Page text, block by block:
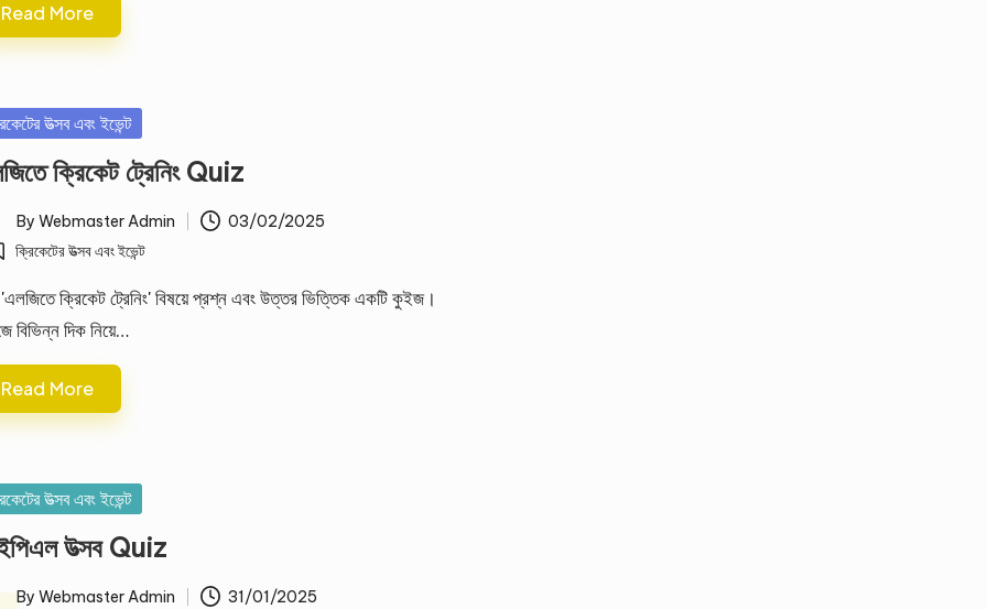
Read More
উত্সব এবং ইভেন্ট
ক্রিকেট ট্রেনিং Quiz
By Webmaster Admin 03/02/2025
ক্রিকেটের উত্সব এবং ইভেন্ট
ক্রিকেট ট্রেনিং' বিষয়ে প্রশ্ন এবং উত্তর ভিত্তিক একটি কুইজ।
বিভিন্ন দিক নিয়ে…
Read More
উত্সব এবং ইভেন্ট
উত্সব Quiz
By Webmaster Admin 31/01/2025